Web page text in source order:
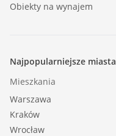
Obiekty na wynajem
Najpopularniejsze miasta
Mieszkania
Warszawa
Kraków
Wrocław